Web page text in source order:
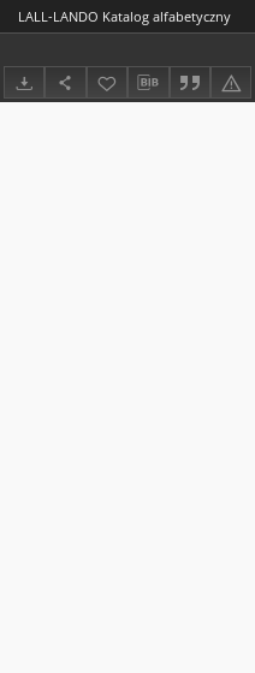
LALL-LANDO Katalog alfabetyczny